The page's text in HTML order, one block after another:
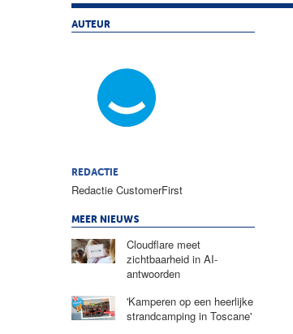
AUTEUR
REDACTIE
Redactie CustomerFirst
MEER NIEUWS
Cloudflare meet
zichtbaarheid in AI-
antwoorden
'Kamperen op een heerlijke
strandcamping in Toscane'